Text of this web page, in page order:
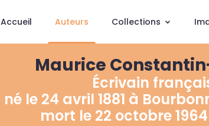
Accueil Auteurs Collections
Maurice
Écrivain
né le 24 avril 1881 à
mort le 22 octobre